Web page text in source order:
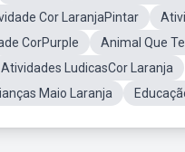
Cor LaranjaPintar
CorPurple
Animal Que
Atividades LudicasCor Laranja
Maio Laranja